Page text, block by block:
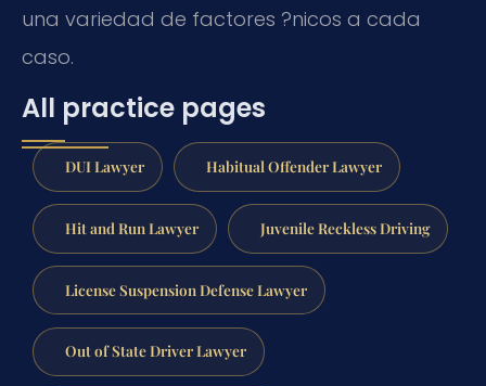
una variedad de factores ?nicos a cada
caso.
All practice pages
DUI Lawyer Habitual Offender Lawyer
Hit and Run Lawyer Juvenile Reckless Driving
License Suspension Defense Lawyer
Out of State Driver Lawyer